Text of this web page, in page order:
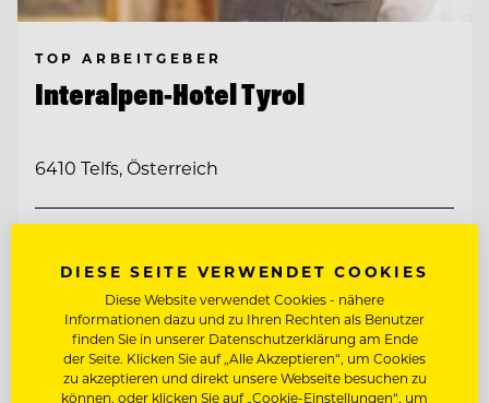
TOP ARBEITGEBER
Interalpen-Hotel Tyrol
6410 Telfs, Österreich
CHEF DE RANG (M/W/D)
Entdecke alle Jobs
DIESE SEITE VERWENDET COOKIES
Diese Website verwendet Cookies - nähere
Informationen dazu und zu Ihren Rechten als Benutzer
finden Sie in unserer Datenschutzerklärung am Ende
der Seite. Klicken Sie auf „Alle Akzeptieren“, um Cookies
zu akzeptieren und direkt unsere Webseite besuchen zu
können, oder klicken Sie auf „Cookie-Einstellungen“, um